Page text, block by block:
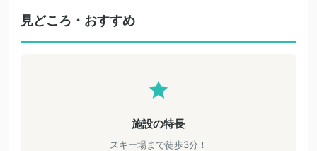
見どころ・おすすめ
施設の特長
スキー場まで徒歩3分！